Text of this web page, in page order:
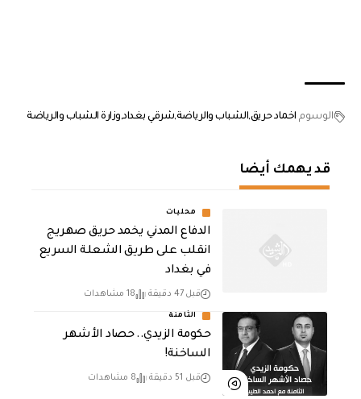
الوسوم اخماد حريقالشباب والرياضةشرقي بغداد وزارة الشباب والرياضة
قد يهمك أيضا
محليات
الدفاع المدني يخمد حريق صهريج
انقلب على طريق الشعلة السريع
في بغداد
قبل 47 دقيقة 18 مشاهدات
الثامنة
حكومة الزيدي.. حصاد الأشهر
الساخنة!
قبل 51 دقيقة 8 مشاهدات